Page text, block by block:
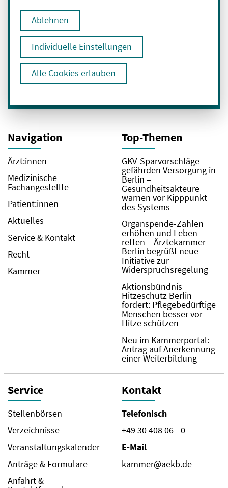
Ablehnen
Individuelle Einstellungen
Alle Cookies erlauben
Ich bin mit der Verarbeitung meiner Daten
zum Erhalt des Newsletters einverstanden.
Hier geht es zu unserer
Datenschutzerklärung.
Anmelden
Navigation
Ärzt:innen
Medizinische
Fachangestellte
Patient:innen
Aktuelles
Service & Kontakt
Recht
Kammer
Top-Themen
GKV-Sparvorschläge
gefährden Versorgung in
Berlin –
Gesundheitsakteure
warnen vor Kipppunkt
des Systems
Organspende-Zahlen
erhöhen und Leben
retten – Ärztekammer
Berlin begrüßt neue
Initiative zur
Widerspruchsregelung
Aktionsbündnis
Hitzeschutz Berlin
fordert: Pflegebedürftige
Menschen besser vor
Hitze schützen
Neu im Kammerportal:
Antrag auf Anerkennung
einer Weiterbildung
Service
Stellenbörsen
Verzeichnisse
Veranstaltungskalender
Anträge & Formulare
Anfahrt &
Kontakt
Telefonisch
+49 30 408 06 - 0
E-Mail
kammer@aekb.de